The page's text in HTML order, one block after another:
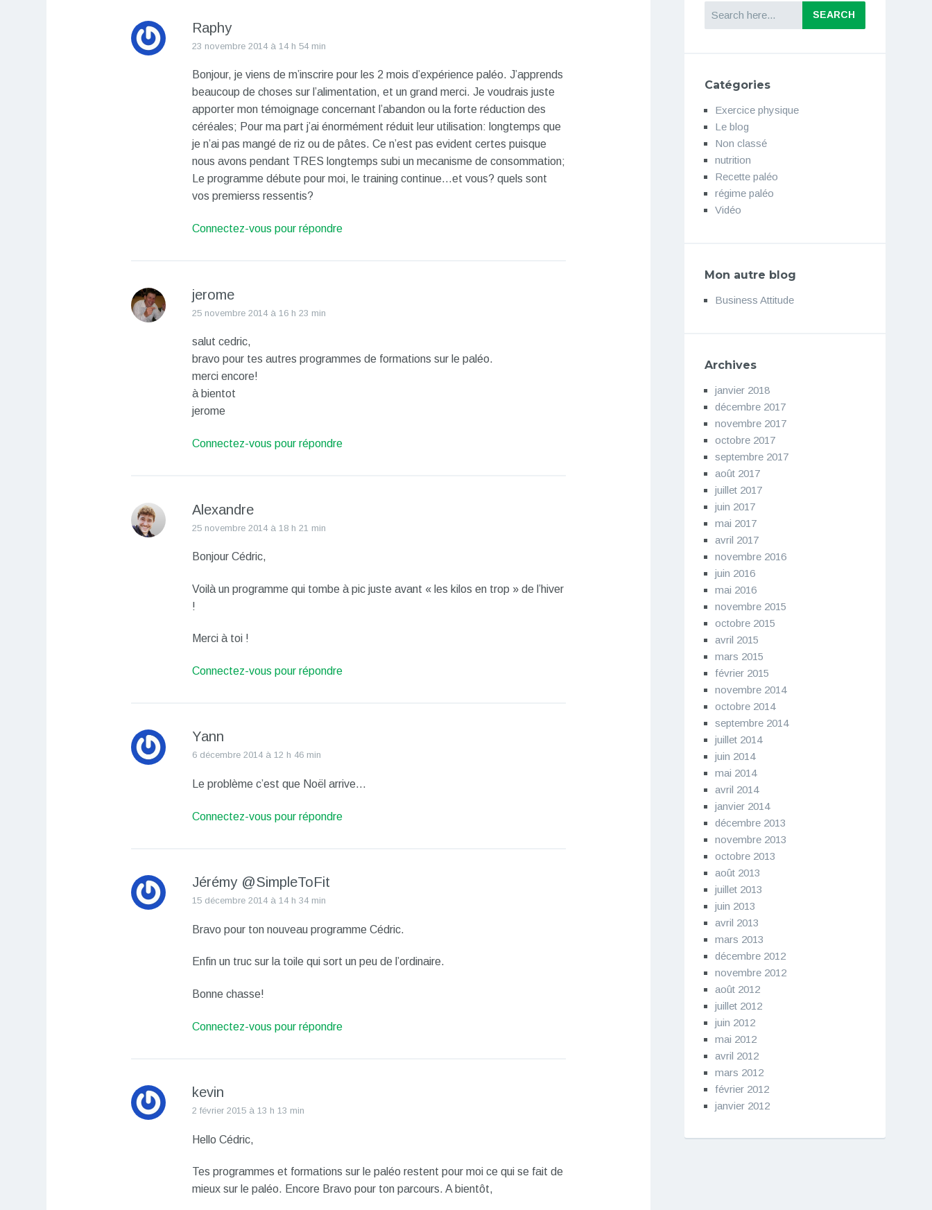
Raphy
23 novembre 2014 à 14 h 54 min
Bonjour, je viens de m’inscrire pour les 2 mois d’expérience paléo. J’apprends
beaucoup de choses sur l’alimentation, et un grand merci. Je voudrais juste
apporter mon témoignage concernant l’abandon ou la forte réduction des
céréales; Pour ma part j’ai énormément réduit leur utilisation: longtemps que
je n’ai pas mangé de riz ou de pâtes. Ce n’est pas evident certes puisque
nous avons pendant TRES longtemps subi un mecanisme de consommation;
Le programme débute pour moi, le training continue…et vous? quels sont
vos premierss ressentis?
Connectez-vous pour répondre
jerome
25 novembre 2014 à 16 h 23 min
salut cedric,
bravo pour tes autres programmes de formations sur le paléo.
merci encore!
à bientot
jerome
Connectez-vous pour répondre
Alexandre
25 novembre 2014 à 18 h 21 min
Bonjour Cédric,
Voilà un programme qui tombe à pic juste avant « les kilos en trop » de l’hiver
!
Merci à toi !
Connectez-vous pour répondre
Yann
6 décembre 2014 à 12 h 46 min
Le problème c’est que Noël arrive…
Connectez-vous pour répondre
Jérémy @SimpleToFit
15 décembre 2014 à 14 h 34 min
Bravo pour ton nouveau programme Cédric.
Enfin un truc sur la toile qui sort un peu de l’ordinaire.
Bonne chasse!
Connectez-vous pour répondre
kevin
2 février 2015 à 13 h 13 min
Hello Cédric,
Tes programmes et formations sur le paléo restent pour moi ce qui se fait de
mieux sur le paléo. Encore Bravo pour ton parcours. A bientôt,
Catégories
Exercice physique
Le blog
Non classé
nutrition
Recette paléo
régime paléo
Vidéo
Mon autre blog
Business Attitude
Archives
janvier 2018
décembre 2017
novembre 2017
octobre 2017
septembre 2017
août 2017
juillet 2017
juin 2017
mai 2017
avril 2017
novembre 2016
juin 2016
mai 2016
novembre 2015
octobre 2015
avril 2015
mars 2015
février 2015
novembre 2014
octobre 2014
septembre 2014
juillet 2014
juin 2014
mai 2014
avril 2014
janvier 2014
décembre 2013
novembre 2013
octobre 2013
août 2013
juillet 2013
juin 2013
avril 2013
mars 2013
décembre 2012
novembre 2012
août 2012
juillet 2012
juin 2012
mai 2012
avril 2012
mars 2012
février 2012
janvier 2012